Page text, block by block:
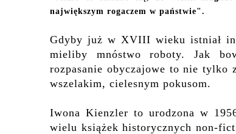
największym rogaczem w państwie".
Gdyby już w XVIII wiekuistniał
mieliby mnóstwo roboty.Jak
rozpasanie obyczajowe to nie tylko
wszelakim, cielesnym pokusom.
Iwona Kienzler to urodzona w
wielu książek historycznych non-